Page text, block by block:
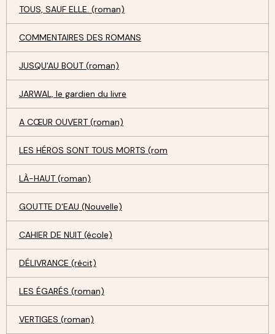
TOUS, SAUF ELLE. (roman)
COMMENTAIRES DES ROMANS
JUSQU'AU BOUT (roman)
JARWAL, le gardien du livre
A CŒUR OUVERT (roman)
LES HÉROS SONT TOUS MORTS (rom
LÀ-HAUT (roman)
GOUTTE D'EAU (Nouvelle)
CAHIER DE NUIT (école)
DÉLIVRANCE (récit)
LES ÉGARÉS (roman)
VERTIGES (roman)